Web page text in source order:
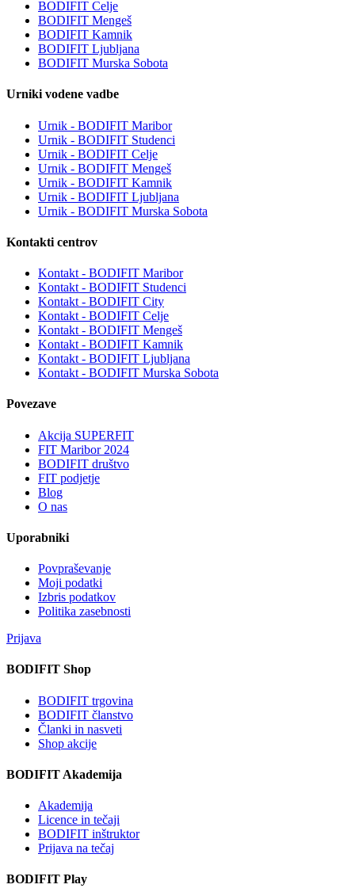
BODIFIT Celje
BODIFIT Mengeš
BODIFIT Kamnik
BODIFIT Ljubljana
BODIFIT Murska Sobota
Urniki vodene vadbe
Urnik - BODIFIT Maribor
Urnik - BODIFIT Studenci
Urnik - BODIFIT Celje
Urnik - BODIFIT Mengeš
Urnik - BODIFIT Kamnik
Urnik - BODIFIT Ljubljana
Urnik - BODIFIT Murska Sobota
Kontakti centrov
Kontakt - BODIFIT Maribor
Kontakt - BODIFIT Studenci
Kontakt - BODIFIT City
Kontakt - BODIFIT Celje
Kontakt - BODIFIT Mengeš
Kontakt - BODIFIT Kamnik
Kontakt - BODIFIT Ljubljana
Kontakt - BODIFIT Murska Sobota
Povezave
Akcija SUPERFIT
FIT Maribor 2024
BODIFIT društvo
FIT podjetje
Blog
O nas
Uporabniki
Povpraševanje
Moji podatki
Izbris podatkov
Politika zasebnosti
Prijava
BODIFIT Shop
BODIFIT trgovina
BODIFIT članstvo
Članki in nasveti
Shop akcije
BODIFIT Akademija
Akademija
Licence in tečaji
BODIFIT inštruktor
Prijava na tečaj
BODIFIT Play